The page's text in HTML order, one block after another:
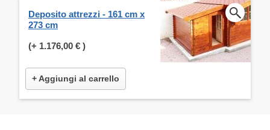
Deposito attrezzi - 161 cm x
273 cm
(+ 1.176,00 € )
+ Aggiungi al carrello